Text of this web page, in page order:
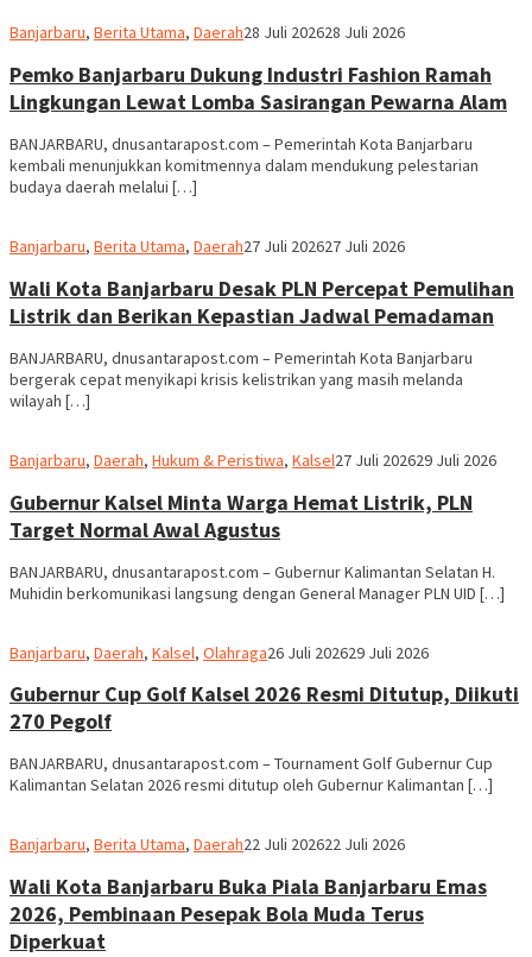
Banjarbaru, Berita Utama, DaerahRedaksi
28 Juli 202628 Juli 2026
Pemko Banjarbaru Dukung Industri Fashion Ramah
Lingkungan Lewat Lomba Sasirangan Pewarna Alam
BANJARBARU, dnusantarapost.com – Pemerintah Kota Banjarbaru
kembali menunjukkan komitmennya dalam mendukung pelestarian
budaya daerah melalui […]
Banjarbaru, Berita Utama, DaerahRedaksi
27 Juli 202627 Juli 2026
Wali Kota Banjarbaru Desak PLN Percepat Pemulihan
Listrik dan Berikan Kepastian Jadwal Pemadaman
BANJARBARU, dnusantarapost.com – Pemerintah Kota Banjarbaru
bergerak cepat menyikapi krisis kelistrikan yang masih melanda
wilayah […]
Banjarbaru, Daerah, Hukum & Peristiwa, KalselRedaksi
27 Juli 202629 Juli 2026
Gubernur Kalsel Minta Warga Hemat Listrik, PLN
Target Normal Awal Agustus
BANJARBARU, dnusantarapost.com – Gubernur Kalimantan Selatan H.
Muhidin berkomunikasi langsung dengan General Manager PLN UID […]
Banjarbaru, Daerah, Kalsel, OlahragaRedaksi
26 Juli 202629 Juli 2026
Gubernur Cup Golf Kalsel 2026 Resmi Ditutup, Diikuti
270 Pegolf
BANJARBARU, dnusantarapost.com – Tournament Golf Gubernur Cup
Kalimantan Selatan 2026 resmi ditutup oleh Gubernur Kalimantan […]
Banjarbaru, Berita Utama, DaerahRedaksi
22 Juli 202622 Juli 2026
Wali Kota Banjarbaru Buka Piala Banjarbaru Emas
2026, Pembinaan Pesepak Bola Muda Terus
Diperkuat